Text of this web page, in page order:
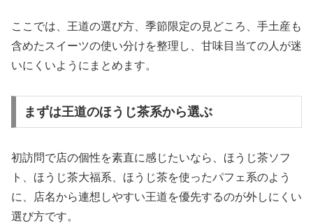
ここでは、王道の選び方、季節限定の見どころ、手土産も
含めたスイーツの使い分けを整理し、甘味目当ての人が迷
いにくいようにまとめます。
まずは王道のほうじ茶系から選ぶ
初訪問で店の個性を素直に感じたいなら、ほうじ茶ソフ
ト、ほうじ茶大福系、ほうじ茶を使ったパフェ系のよう
に、店名から連想しやすい王道を優先するのが外しにくい
選び方です。